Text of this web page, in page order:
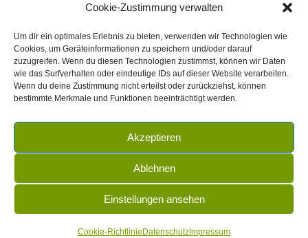
Cookie-Zustimmung verwalten
Um dir ein optimales Erlebnis zu bieten, verwenden wir Technologien wie
Cookies, um Geräteinformationen zu speichern und/oder darauf
zuzugreifen. Wenn du diesen Technologien zustimmst, können wir Daten
wie das Surfverhalten oder eindeutige IDs auf dieser Website verarbeiten.
Wenn du deine Zustimmung nicht erteilst oder zurückziehst, können
bestimmte Merkmale und Funktionen beeinträchtigt werden.
Akzeptieren
Ablehnen
Einstellungen ansehen
Cookie-Richtlinie Datenschutz Impressum
2026 | Hof Gasswies GmbH & Co.KG | Alle Rechte
vorbehalten
ImpressumundDatenschutz